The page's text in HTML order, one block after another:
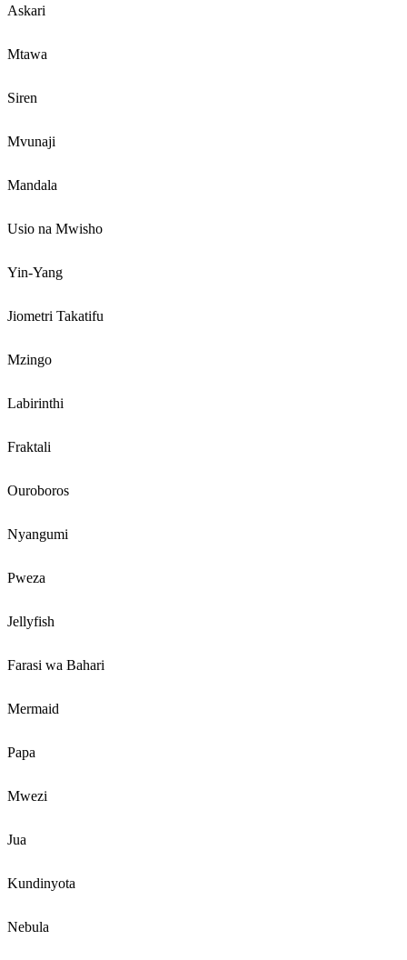
Askari
Mtawa
Siren
Mvunaji
Mandala
Usio na Mwisho
Yin-Yang
Jiometri Takatifu
Mzingo
Labirinthi
Fraktali
Ouroboros
Nyangumi
Pweza
Jellyfish
Farasi wa Bahari
Mermaid
Papa
Mwezi
Jua
Kundinyota
Nebula